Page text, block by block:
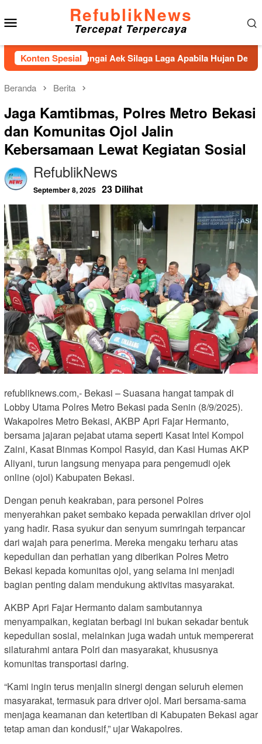
ke
konten
RefublikNews
Tercepat Terpercaya
Konten Spesial
Sungai Aek Silaga Laga Apabila Hujan Deras
Beranda Berita
Jaga Kamtibmas, Polres Metro Bekasi
dan Komunitas Ojol Jalin
Kebersamaan Lewat Kegiatan Sosial
RefublikNews
September 8, 2025 23 Dilihat
refubliknews.com,- Bekasi – Suasana hangat tampak di
Lobby Utama Polres Metro Bekasi pada Senin (8/9/2025).
Wakapolres Metro Bekasi, AKBP Apri Fajar Hermanto,
bersama jajaran pejabat utama seperti Kasat Intel Kompol
Zaini, Kasat Binmas Kompol Rasyid, dan Kasi Humas AKP
Aliyani, turun langsung menyapa para pengemudi ojek
online (ojol) Kabupaten Bekasi.
Dengan penuh keakraban, para personel Polres
menyerahkan paket sembako kepada perwakilan driver ojol
yang hadir. Rasa syukur dan senyum sumringah terpancar
dari wajah para penerima. Mereka mengaku terharu atas
kepedulian dan perhatian yang diberikan Polres Metro
Bekasi kepada komunitas ojol, yang selama ini menjadi
bagian penting dalam mendukung aktivitas masyarakat.
AKBP Apri Fajar Hermanto dalam sambutannya
menyampaikan, kegiatan berbagi ini bukan sekadar bentuk
kepedulian sosial, melainkan juga wadah untuk mempererat
silaturahmi antara Polri dan masyarakat, khususnya
komunitas transportasi daring.
“Kami ingin terus menjalin sinergi dengan seluruh elemen
masyarakat, termasuk para driver ojol. Mari bersama-sama
menjaga keamanan dan ketertiban di Kabupaten Bekasi agar
tetap aman dan kondusif,” ujar Wakapolres.